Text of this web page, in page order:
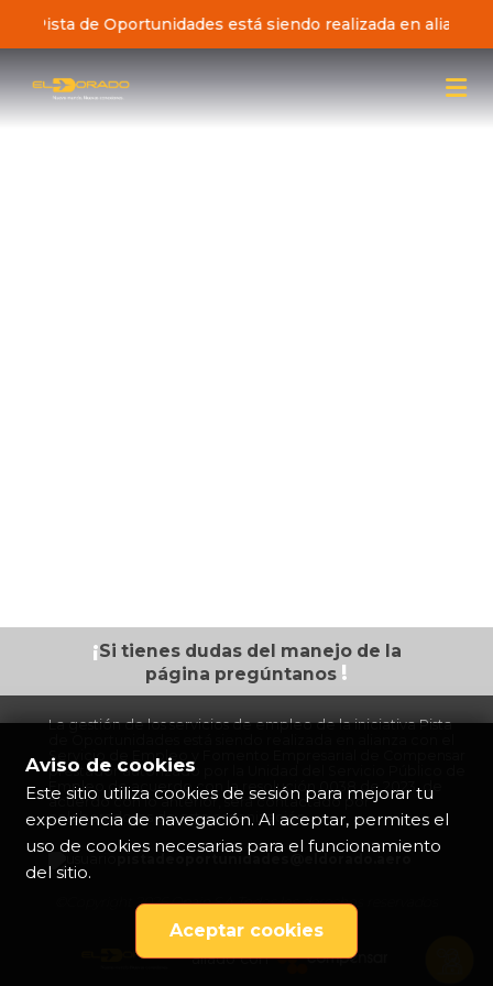
Pista de Oportunidades está siendo realizada en
¡Si tienes dudasdel manejo de la
página pregúntanos !
La gestión de los servicios de empleo de la iniciativa Pista
Servicio de Empleo y Fomento Empresarial de Compensar
prestador autorizado por la Unidad del Servicio Público de
Empleo de acuerdo con la resolución 0038 de 2023, de
acuerdo con lo anterior, será contactado por
colaboradores de esta organización.
pistadeoportunidades@eldorado.
©Copyright 2026 Opain S.A Todos los derechos reservados
aliado con
Aviso de cookies
Este sitio utiliza cookies de sesión para mejorar tu
experiencia de navegación. Al aceptar, permites el
uso de cookies necesarias para el funcionamiento
del sitio.
Aceptar cookies